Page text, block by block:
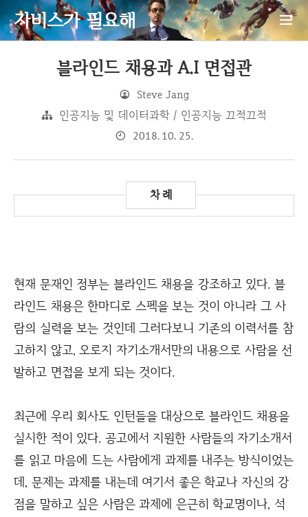
자비스가 필요해
블라인드 채용과 A.I 면접관
Steve Jang
인공지능 및 데이터과학 / 인공지능 끄적끄적
2018. 10. 25.
현재 문재인 정부는 블라인드 채용을 강조하고 있다. 블
라인드 채용은 한마디로 스펙을 보는 것이 아니라 그 사
람의 실력을 보는 것인데 그러다보니 기존의 이력서를 참
고하지 않고, 오로지 자기소개서만의 내용으로 사람을 선
발하고 면접을 보게 되는 것이다.
최근에 우리 회사도 인턴들을 대상으로 블라인드 채용을
실시한 적이 있다. 공고에서 지원한 사람들의 자기소개서
를 읽고 마음에 드는 사람에게 과제를 내주는 방식이었는
데, 문제는 과제를 내는데 여기서 좋은 학교나 자신의 강
점을 말하고 싶은 사람은 과제에 은근히 학교명이나, 석